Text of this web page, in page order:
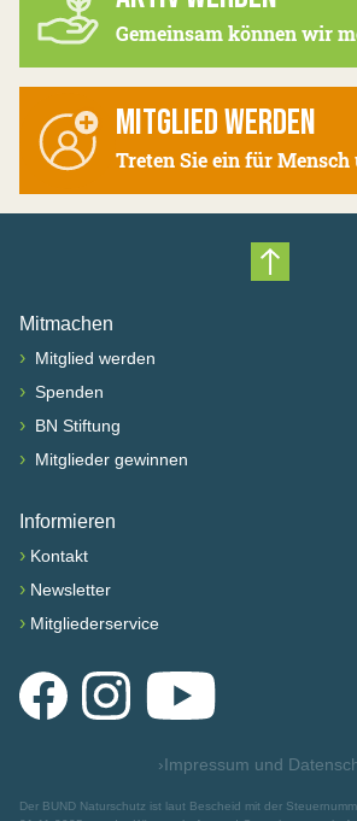
Gemeinsam können wir
MITGLIED WERDEN
Treten Sie ein für
Nach
Mitmachen
› Mitglied werden
› Spenden
› BN Stiftung
› Mitglieder gewinnen
Informieren
› Kontakt
› Newsletter
› Mitgliederservice
FacebookInstagramYouTube
›Impressum und
Der BUND Naturschutz ist laut Bescheid mit der